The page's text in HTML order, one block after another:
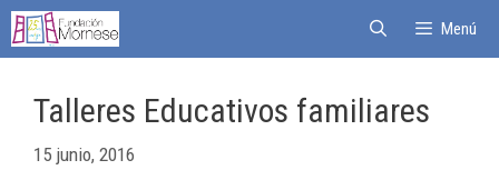
Menú
Talleres Educativos familiares
15 junio, 2016